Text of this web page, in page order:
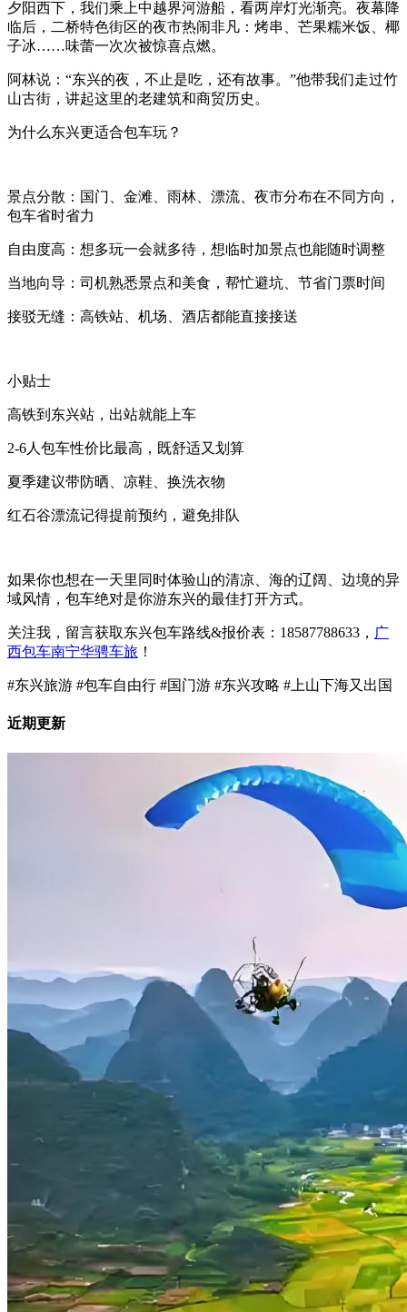
夕阳西下，我们乘上中越界河游船，看两岸灯光渐亮。夜幕降
临后，二桥特色街区的夜市热闹非凡：烤串、芒果糯米饭、椰
子冰……味蕾一次次被惊喜点燃。
阿林说：“东兴的夜，不止是吃，还有故事。”他带我们走过竹
山古街，讲起这里的老建筑和商贸历史。
为什么东兴更适合包车玩？
景点分散：国门、金滩、雨林、漂流、夜市分布在不同方向，
包车省时省力
自由度高：想多玩一会就多待，想临时加景点也能随时调整
当地向导：司机熟悉景点和美食，帮忙避坑、节省门票时间
接驳无缝：高铁站、机场、酒店都能直接接送
小贴士
高铁到东兴站，出站就能上车
2-6人包车性价比最高，既舒适又划算
夏季建议带防晒、凉鞋、换洗衣物
红石谷漂流记得提前预约，避免排队
如果你也想在一天里同时体验山的清凉、海的辽阔、边境的异
域风情，包车绝对是你游东兴的最佳打开方式。
关注我，留言获取东兴包车路线&报价表：18587788633， 广
西包车南宁华骋车旅 ！
#东兴旅游 #包车自由行 #国门游 #东兴攻略 #上山下海又出国
近期更新